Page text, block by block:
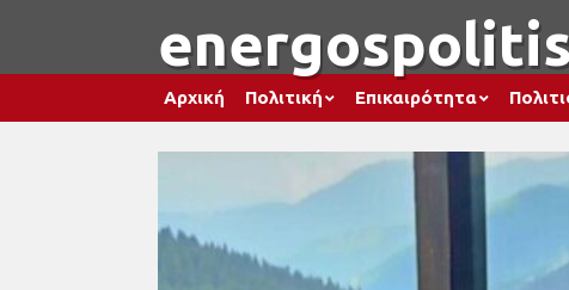
Αρχική Πολιτική Επικαιρότητα